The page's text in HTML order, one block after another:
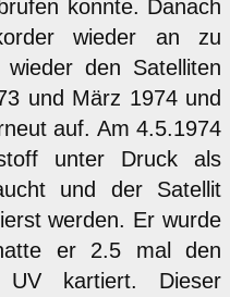
konnte. Danach
wieder an zu
den Satelliten
und März 1974 und
auf. Am 4.5.1974
unter Druck als
und der Satellit
werden. Er wurde
er 2.5 mal den
UV kartiert. Dieser